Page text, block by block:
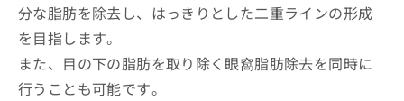
分な脂肪を除去し、はっきりとした二重ラインの形成
を目指します。
また、目の下の脂肪を取り除く眼窩脂肪除去を同時に
行うことも可能です。